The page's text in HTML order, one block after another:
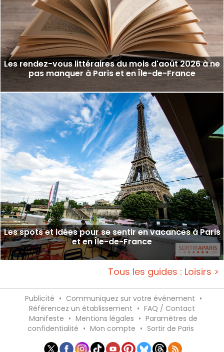
Les rendez-vous littéraires du mois d'août 2026 à ne
pas manquer à Paris et en Île-de-France
Les spots et idées pour se sentir en vacances à Paris
et en Île-de-France
Tous les guides : Loisirs >
Publicité • Communiquez sur votre événement •
Référencez un établissement • FAQ / Contact
Manifeste • Mentions légales • Paramètres de
confidentialité • Mon compte • Sortir de Paris